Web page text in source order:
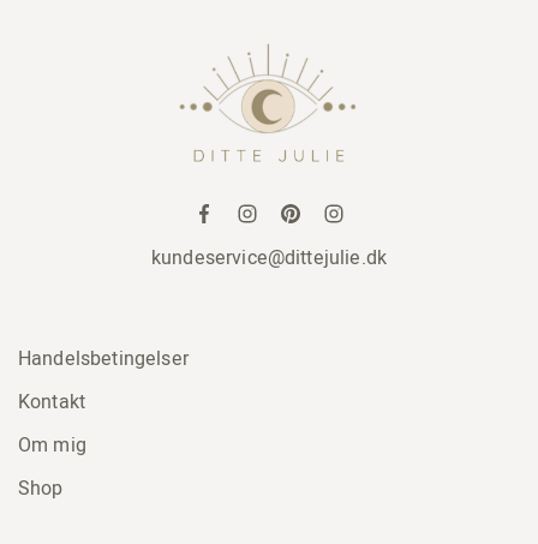
kundeservice@dittejulie.dk
Handelsbetingelser
Kontakt
Om mig
Shop